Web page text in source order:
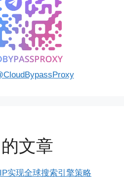
文章
实现全球搜索引擎策略